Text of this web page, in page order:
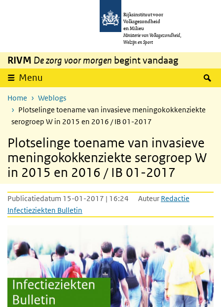
Overslaan en naar de inhoud gaan
Rijksinstituut voor
Volksgezondheid
en Milieu
Ministerie van Volksgezondheid,
Welzijn en Sport
RIVM De zorg voor morgen begint vandaag
Menu
Home
Weblogs
Plotselinge toename van invasieve meningokokkenziekte
serogroep W in 2015 en 2016 / IB 01-2017
Plotselinge toename van invasieve
meningokokkenziekte serogroep W
in 2015 en 2016 / IB 01-2017
Publicatiedatum 15-01-2017 | 16:24 Auteur Redactie
Infectieziekten Bulletin